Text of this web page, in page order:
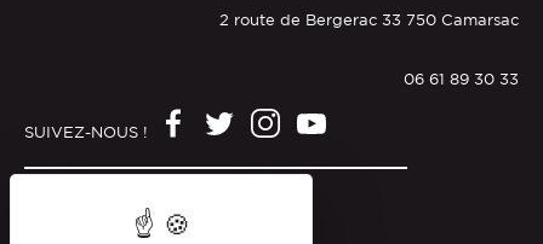
2 route de Bergerac 33 750 Camarsac
06 61 89 30 33
SUIVEZ-NOUS !